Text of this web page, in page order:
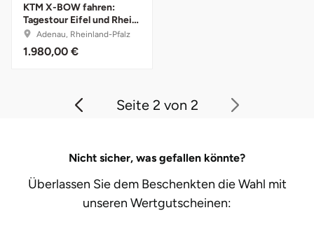
KTM X-BOW fahren:
Tagestour Eifel und Rhein
- 2 Personen
Adenau, Rheinland-Pfalz
1.980,00 €
Seite 2 von 2
Nicht sicher, was gefallen könnte?
Überlassen Sie dem Beschenkten die Wahl mit
unseren Wertgutscheinen:
Schwabach